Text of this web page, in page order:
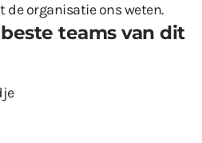
de organisatie ons weten.
teams van dit